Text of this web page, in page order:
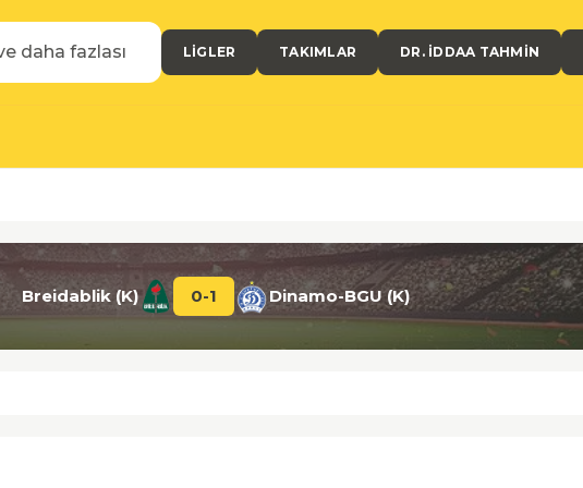
LIGLER TAKIMLAR DR. İDDAA TAHMIN
Breidablik (K) 0-1 Dinamo-BGU (K)